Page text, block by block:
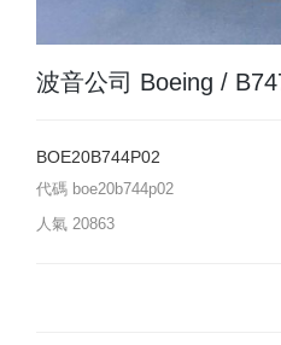
波音公司 Boeing /
BOE20B744P02
代碼 boe20b744p02
人氣 20863